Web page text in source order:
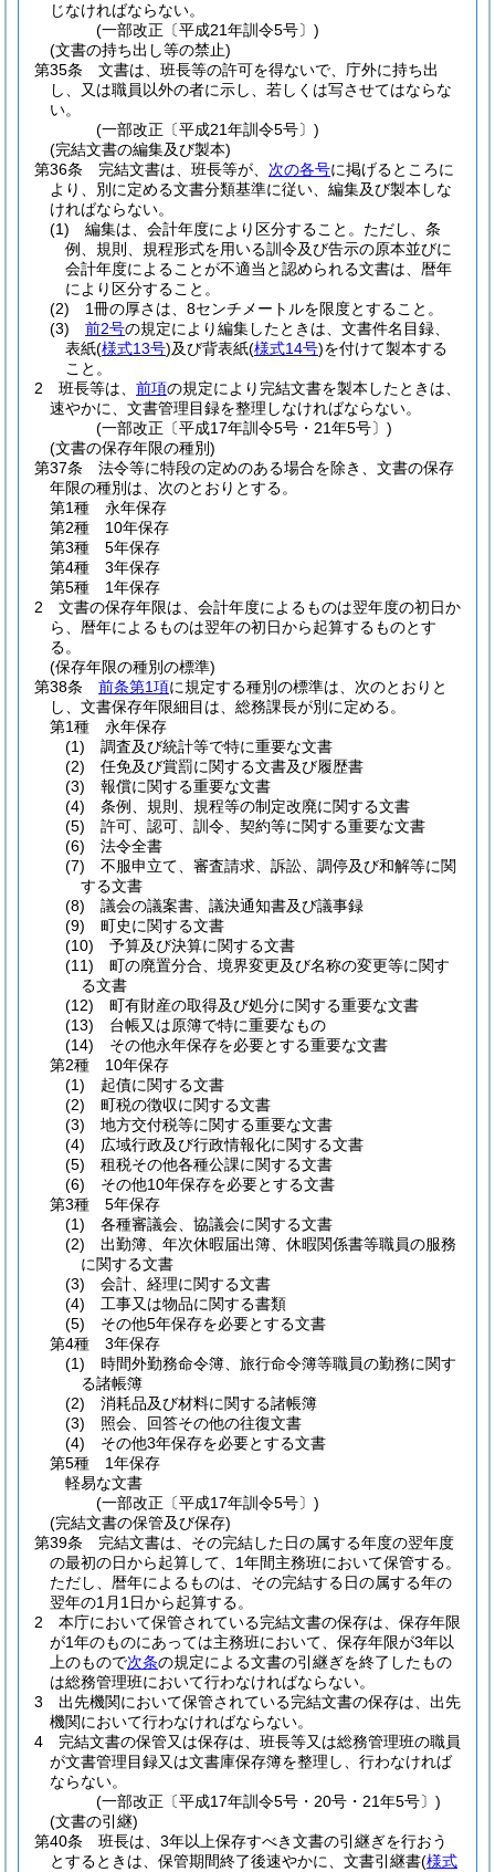
じなければならない。
(一部改正〔平成21年訓令5号〕)
(文書の持ち出し等の禁止)
第35条
文書は、班長等の許可を得ないで、庁外に持ち出
し、又は職員以外の者に示し、若しくは写させてはならな
い。
(一部改正〔平成21年訓令5号〕)
(完結文書の編集及び製本)
第36条
完結文書は、班長等が、 次の各号に掲げるところに
より、別に定める文書分類基準に従い、編集及び製本しな
ければならない。
(1)
編集は、会計年度により区分すること。 ただし、条
例、規則、規程形式を用いる訓令及び告示の原本並びに
会計年度によることが不適当と認められる文書は、暦年
により区分すること。
(2)
1冊の厚さは、8センチメートルを限度とすること。
(3)
前2号の規定により編集したときは、文書件名目録、
表紙(様式13号)及び背表紙(様式14号)を付けて製本する
こと。
2
班長等は、 前項の規定により完結文書を製本したときは、
速やかに、文書管理目録を整理しなければならない。
(一部改正〔平成17年訓令5号・21年5号〕)
(文書の保存年限の種別)
第37条
法令等に特段の定めのある場合を除き、文書の保存
年限の種別は、次のとおりとする。
第1種 永年保存
第2種 10年保存
第3種 5年保存
第4種 3年保存
第5種 1年保存
2
文書の保存年限は、会計年度によるものは翌年度の初日か
ら、暦年によるものは翌年の初日から起算するものとす
る。
(保存年限の種別の標準)
第38条
前条第1項に規定する種別の標準は、次のとおりと
し、文書保存年限細目は、総務課長が別に定める。
第1種 永年保存
(1) 調査及び統計等で特に重要な文書
(2) 任免及び賞罰に関する文書及び履歴書
(3) 報償に関する重要な文書
(4) 条例、規則、規程等の制定改廃に関する文書
(5) 許可、認可、訓令、契約等に関する重要な文書
(6) 法令全書
(7) 不服申立て、審査請求、訴訟、調停及び和解等に関
する文書
(8) 議会の議案書、議決通知書及び議事録
(9) 町史に関する文書
(10) 予算及び決算に関する文書
(11) 町の廃置分合、境界変更及び名称の変更等に関す
る文書
(12) 町有財産の取得及び処分に関する重要な文書
(13) 台帳又は原簿で特に重要なもの
(14) その他永年保存を必要とする重要な文書
第2種 10年保存
(1) 起債に関する文書
(2) 町税の徴収に関する文書
(3) 地方交付税等に関する重要な文書
(4) 広域行政及び行政情報化に関する文書
(5) 租税その他各種公課に関する文書
(6) その他10年保存を必要とする文書
第3種 5年保存
(1) 各種審議会、協議会に関する文書
(2) 出勤簿、年次休暇届出簿、休暇関係書等職員の服務
に関する文書
(3) 会計、経理に関する文書
(4) 工事又は物品に関する書類
(5) その他5年保存を必要とする文書
第4種 3年保存
(1) 時間外勤務命令簿、旅行命令簿等職員の勤務に関す
る諸帳簿
(2) 消耗品及び材料に関する諸帳簿
(3) 照会、回答その他の往復文書
(4) その他3年保存を必要とする文書
第5種 1年保存
軽易な文書
(一部改正〔平成17年訓令5号〕)
(完結文書の保管及び保存)
第39条
完結文書は、その完結した日の属する年度の翌年度
の最初の日から起算して、1年間主務班において保管する。
ただし、暦年によるものは、その完結する日の属する年の
翌年の1月1日から起算する。
2
本庁において保管されている完結文書の保存は、保存年限
が1年のものにあっては主務班において、保存年限が3年以
上のもので次条の規定による文書の引継ぎを終了したもの
は総務管理班において行わなければならない。
3
出先機関において保管されている完結文書の保存は、出先
機関において行わなければならない。
4
完結文書の保管又は保存は、班長等又は総務管理班の職員
が文書管理目録又は文書庫保存簿を整理し、行わなければ
ならない。
(一部改正〔平成17年訓令5号・20号・21年5号〕)
(文書の引継)
第40条
班長は、3年以上保存すべき文書の引継ぎを行おう
とするときは、保管期間終了後速やかに、文書引継書(様式